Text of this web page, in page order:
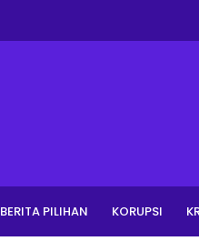
BERITA PILIHAN KORUPSI